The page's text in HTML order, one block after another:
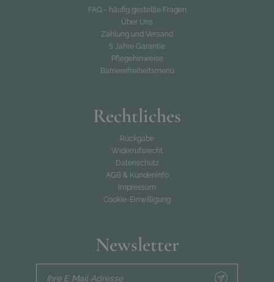
FAQ - häufig gestellte Fragen
Über Uns
Zahlung und Versand
5 Jahre Garantie
Pflegehinweise
Barrierefreiheitsmenü
Rechtliches
Rückgabe
Widerrufsrecht
Datenschutz
AGB & Kundeninfo
Impressum
Cookie-Einwilligung
Newsletter
Ihre E Mail Adresse